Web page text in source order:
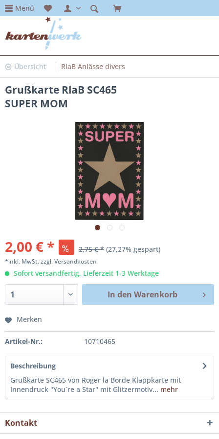
Menü
Übersicht RlaB Anlässe divers
Grußkarte RlaB SC465
SUPER MOM
2,00 € * 2,75 € * (27,27% gespart)
*inkl. MwSt.zzgl. Versandkosten
Sofort versandfertig, Lieferzeit 1-3 Werktage
In den Warenkorb
Merken
Artikel-Nr.: 10710465
Beschreibung
Grußkarte SC465 von Roger la Borde Klappkarte mit
Innendruck "You´re a Star" mit Glitzermotiv... mehr
Kontakt